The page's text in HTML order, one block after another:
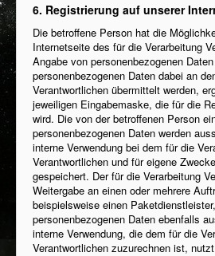
6. Registrierung auf unserer
Die betroffene Person hat die
Internetseite des für die Verarbeitung
Angabe von personenbezogenen
personenbezogenen Daten dabei an
Verantwortlichen übermittelt werden,
jeweiligen Eingabemaske, die für die
wird. Die von der betroffenen Person
personenbezogenen Daten werden
interne Verwendung bei dem für die
Verantwortlichen und für eigene
gespeichert. Der für die Verarbeitung
Weitergabe an einen oder mehrere
beispielsweise einen
personenbezogenen Daten ebenfalls
interne Verwendung, die dem für die
Verantwortlichen zuzurechnen ist,